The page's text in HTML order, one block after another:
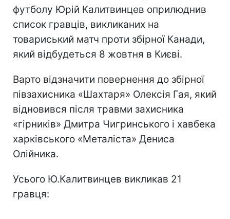
футболу Юрій Калитвинцев оприлюднив
список гравців, викликаних на
товариський матч проти збірної Канади,
який відбудеться 8 жовтня в Києві.
Варто відзначити повернення до збірної
півзахисника «Шахтаря» Олексія Гая, який
відновився після травми захисника
«гірників» Дмитра Чигринського і хавбека
харківського «Металіста» Дениса
Олійника.
Усього Ю.Калитвинцев викликав 21
гравця: